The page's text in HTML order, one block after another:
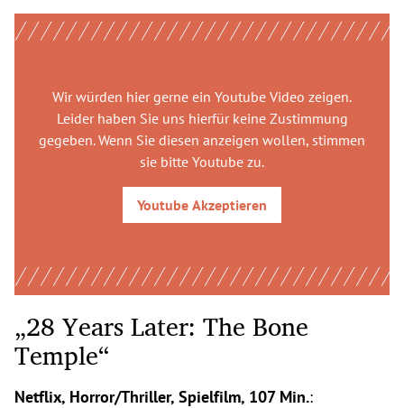
Wir würden hier gerne ein Youtube Video zeigen.
Leider haben Sie uns hierfür keine Zustimmung
gegeben. Wenn Sie diesen anzeigen wollen, stimmen
sie bitte Youtube zu.
Youtube Akzeptieren
„28 Years Later: The Bone
Temple“
Netflix, Horror/Thriller, Spielfilm, 107 Min.: